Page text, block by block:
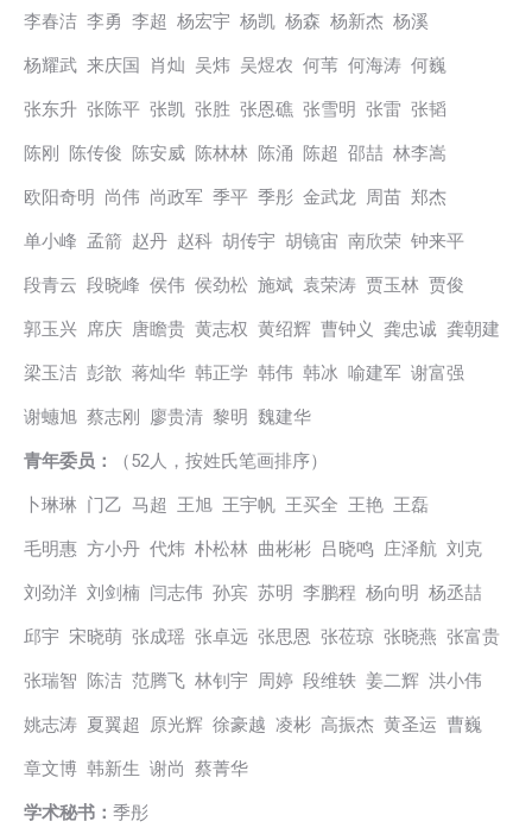
李春洁 李勇 李超 杨宏宇 杨凯 杨森 杨新杰 杨溪
杨耀武 来庆国 肖灿 吴炜 吴煜农 何苇 何海涛 何巍
张东升 张陈平 张凯 张胜 张恩礁 张雪明 张雷 张韬
陈刚 陈传俊 陈安威 陈林林 陈涌 陈超 邵喆 林李嵩
欧阳奇明 尚伟 尚政军 季平 季彤 金武龙 周苗 郑杰
单小峰 孟箭 赵丹 赵科 胡传宇 胡镜宙 南欣荣 钟来平
段青云 段晓峰 侯伟 侯劲松 施斌 袁荣涛 贾玉林 贾俊
郭玉兴 席庆 唐瞻贵 黄志权 黄绍辉 曹钟义 龚忠诚 龚朝建
梁玉洁 彭歆 蒋灿华 韩正学 韩伟 韩冰 喻建军 谢富强
谢蟪旭 蔡志刚 廖贵清 黎明 魏建华
青年委员： （52人，按姓氏笔画排序）
卜琳琳 门乙 马超 王旭 王宇帆 王买全 王艳 王磊
毛明惠 方小丹 代炜 朴松林 曲彬彬 吕晓鸣 庄泽航 刘克
刘劲洋 刘剑楠 闫志伟 孙宾 苏明 李鹏程 杨向明 杨丞喆
邱宇 宋晓萌 张成瑶 张卓远 张思恩 张莅琼 张晓燕 张富贵
张瑞智 陈洁 范腾飞 林钊宇 周婷 段维轶 姜二辉 洪小伟
姚志涛 夏翼超 原光辉 徐豪越 凌彬 高振杰 黄圣运 曹巍
章文博 韩新生 谢尚 蔡菁华
学术秘书： 季彤